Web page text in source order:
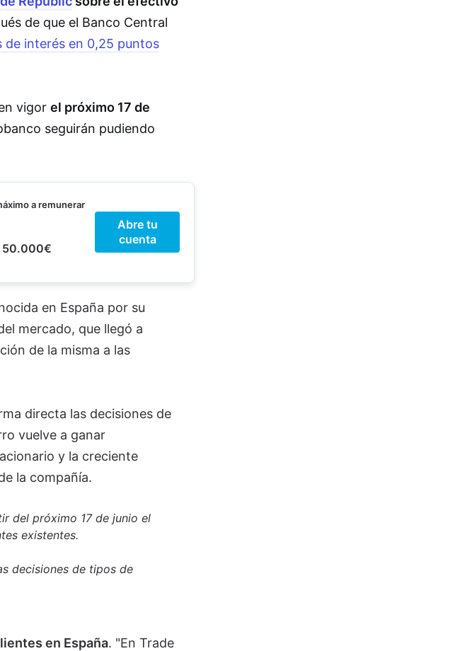
de que el Banco Central
interés en 0,25 puntos
vigor el próximo 17 de
seguirán pudiendo
a remunerar
50.000€
Abre tu
cuenta
en España por su
mercado, que llegó a
de la misma a las
directa las decisiones de
vuelve a ganar
y la creciente
la compañía.
del próximo 17 de junio el
existentes.
decisiones de tipos de
en España. "En Trade